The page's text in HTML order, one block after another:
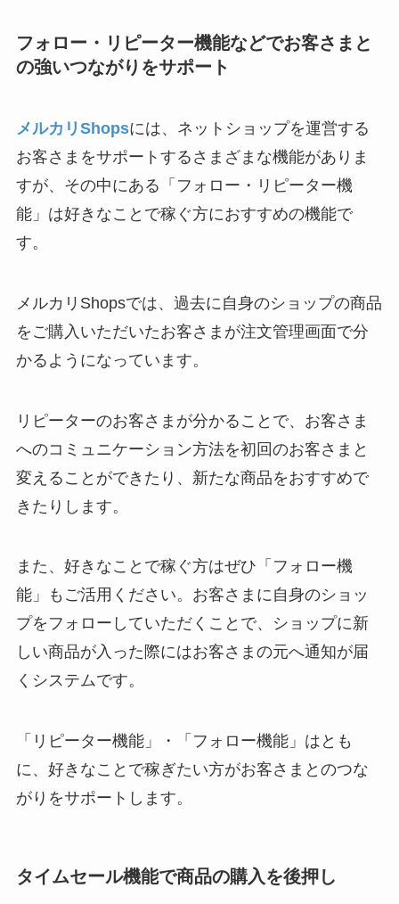
フォロー・リピーター機能などでお客さまと
の強いつながりをサポート
メルカリShopsには、ネットショップを運営する
お客さまをサポートするさまざまな機能がありま
すが、その中にある「フォロー・リピーター機
能」は好きなことで稼ぐ方におすすめの機能で
す。
メルカリShopsでは、過去に自身のショップの商品
をご購入いただいたお客さまが注文管理画面で分
かるようになっています。
リピーターのお客さまが分かることで、お客さま
へのコミュニケーション方法を初回のお客さまと
変えることができたり、新たな商品をおすすめで
きたりします。
また、好きなことで稼ぐ方はぜひ「フォロー機
能」もご活用ください。お客さまに自身のショッ
プをフォローしていただくことで、ショップに新
しい商品が入った際にはお客さまの元へ通知が届
くシステムです。
「リピーター機能」・「フォロー機能」はとも
に、好きなことで稼ぎたい方がお客さまとのつな
がりをサポートします。
タイムセール機能で商品の購入を後押し